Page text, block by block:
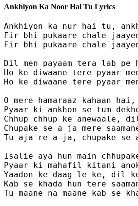
Ankhiyon Ka Noor Hai Tu Lyrics
Ankhiyon ka nur hai tu,
Fir bhi pukaare chale
Fir bhi pukaare chale
Dil men payaam tera lab pe
Ho ke diwaane tere pyaar
Ho ke diwaane tere pyaar
O mere hamaraaz kahaan
Pyaar ki ankhon se tum
Chhup chhup ke anewaale,
Chupake se a ja mere
Tu aja re a ja, chupake se a
Isalie aya hun main
Pyaar ki mahafil kitani
Yaadon ke daag le ke, dil
Kab se khada hun tere
Tu maane na maane kab se